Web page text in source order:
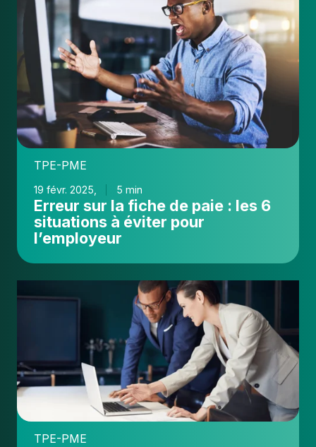
fiche
paie
situations
à
pour
l’employeur
TPE-PME
19 févr. 2025, 5 min
Erreur sur la fiche de paie : les 6
situations à éviter pour
l’employeur
démarrer
votre
rentrée
TPE-PME